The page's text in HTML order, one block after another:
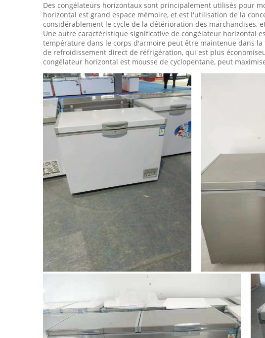
Des congélateurs horizontaux sont principalement utilisés pour
horizontal est grand espace mémoire, et est l'utilisation de la
considérablement le cycle de la détérioration des marchandises,
Une autre caractéristique significative de congélateur horizontal
température dans le corps d'armoire peut être maintenue dans
de refroidissement direct de réfrigération, qui est plus
congélateur horizontal est mousse de cyclopentane, peut